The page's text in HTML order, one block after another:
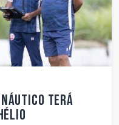
Náutico terá